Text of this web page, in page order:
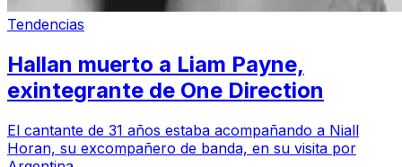
Tendencias
Hallan muerto a Liam Payne,
exintegrante de One Direction
El cantante de 31 años estaba acompañando a Niall
Horan, su excompañero de banda, en su visita por